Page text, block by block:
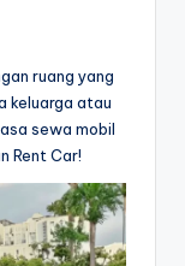
ruang yang
keluarga atau
sewa mobil
Rent Car!